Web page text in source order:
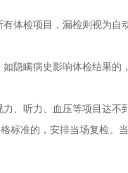
体检项目，漏检则视为自
如隐瞒病史影响体检结果
力、听力、血压等项目达
标准的，安排当场复检。